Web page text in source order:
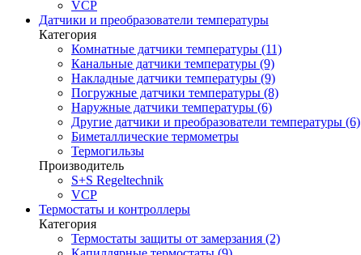
VCP
Датчики и преобразователи температуры
Категория
Комнатные датчики температуры (11)
Канальные датчики температуры (9)
Накладные датчики температуры (9)
Погружные датчики температуры (8)
Наружные датчики температуры (6)
Другие датчики и преобразователи температуры (6)
Биметаллические термометры
Термогильзы
Производитель
S+S Regeltechnik
VCP
Термостаты и контроллеры
Категория
Термостаты защиты от замерзания (2)